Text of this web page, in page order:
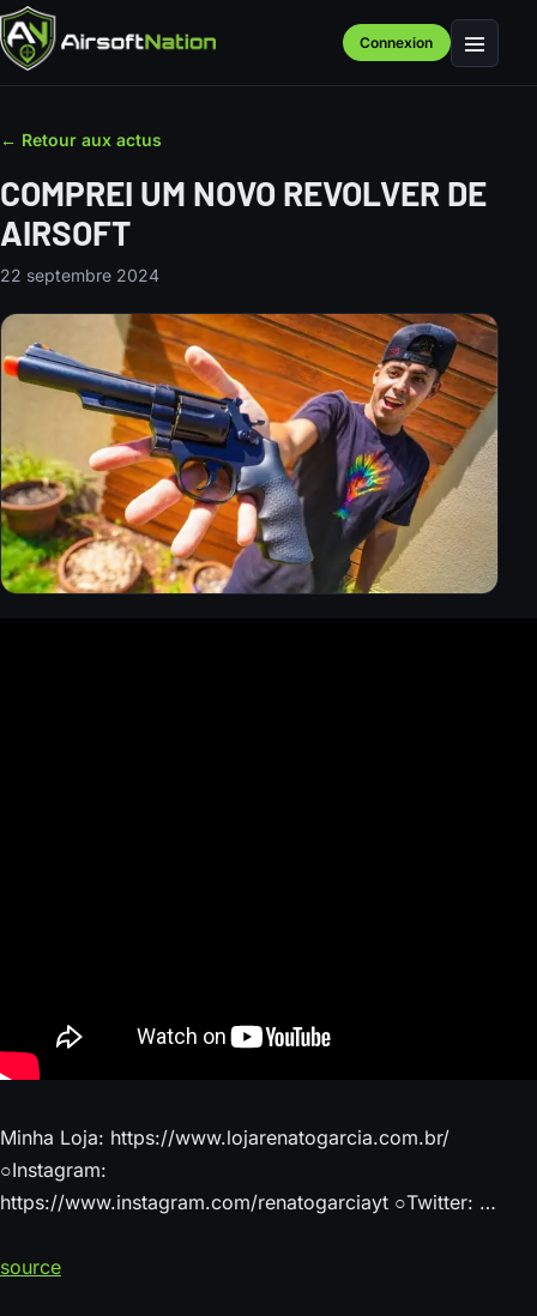
Connexion Menu
← Retour aux actus
COMPREI UM NOVO REVOLVER DE
AIRSOFT
22 septembre 2024
Minha Loja: https://www.lojarenatogarcia.com.br/
○Instagram:
https://www.instagram.com/renatogarciayt ○Twitter: …
source